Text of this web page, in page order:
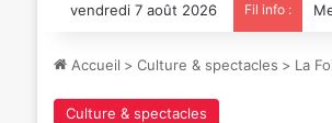
vendredi 7 août 2026 Fil info :
Accueil > Culture & spectacles > La
Culture & spectacles